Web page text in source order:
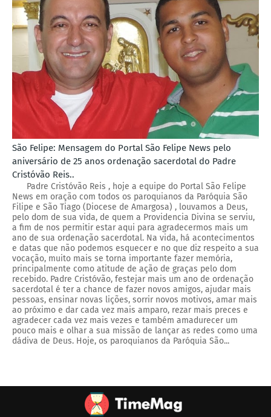
São Felipe: Mensagem do Portal São Felipe News pelo
aniversário de 25 anos ordenação sacerdotal do Padre
Cristóvão Reis..
Padre Cristóvão Reis , hoje a equipe do Portal São Felipe
News em oração com todos os paroquianos da Paróquia São
Filipe e São Tiago (Diocese de Amargosa) , louvamos a Deus,
pelo dom de sua vida, de quem a Providencia Divina se serviu,
a fim de nos permitir estar aqui para agradecermos mais um
ano de sua ordenação sacerdotal. Na vida, há acontecimentos
e datas que não podemos esquecer e no que diz respeito a sua
vocação, muito mais se torna importante fazer memória,
principalmente como atitude de ação de graças pelo dom
recebido. Padre Cristóvão, festejar mais um ano de ordenação
sacerdotal é ter a chance de fazer novos amigos, ajudar mais
pessoas, ensinar novas lições, sorrir novos motivos, amar mais
ao próximo e dar cada vez mais amparo, rezar mais preces e
agradecer cada vez mais vezes e também amadurecer um
pouco mais e olhar a sua missão de lançar as redes como uma
dádiva de Deus. Hoje, os paroquianos da Paróquia São...